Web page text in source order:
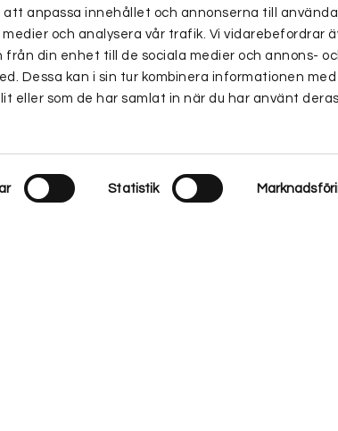
anpassa innehållet och annonserna till
och analysera vår trafik. Vi vidarebefordrar
din enhet till de sociala medier och annons-
Dessa kan i sin tur kombinera informationen
eller som de har samlat in när du har använt
Statistik
webbplats. Om du fortsätter att använda denna webbplats